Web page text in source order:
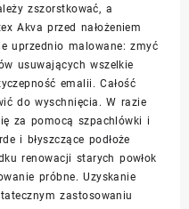
zszorstkować, a
Akva przed nałożeniem
uprzednio malowane: zmyć
usuwających wszelkie
emalii. Całość
do wyschnięcia. W razie
za pomocą szpachlówki i
i błyszczące podłoże
renowacji starych powłok
próbne. Uzyskanie
zastosowaniu